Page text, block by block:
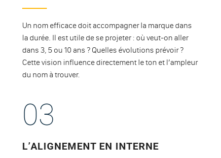
Un nom efficace doit accompagner la marque dans
la durée. Il est utile de se projeter : où veut-on aller
dans 3, 5 ou 10 ans ? Quelles évolutions prévoir ?
Cette vision influence directement le ton et l’ampleur
du nom à trouver.
03
L’ALIGNEMENT EN INTERNE